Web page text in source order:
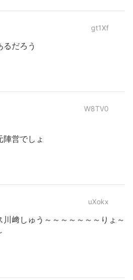
gt1Xf
だろう
W8TV0
営でしょ
uXokx
﨑しゅう～～～～～～～りょ～